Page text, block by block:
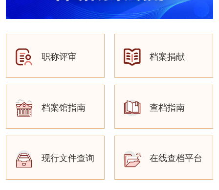
职称评审 档案捐献
档案馆指南 查档指南
现行文件查询 在线查档平台